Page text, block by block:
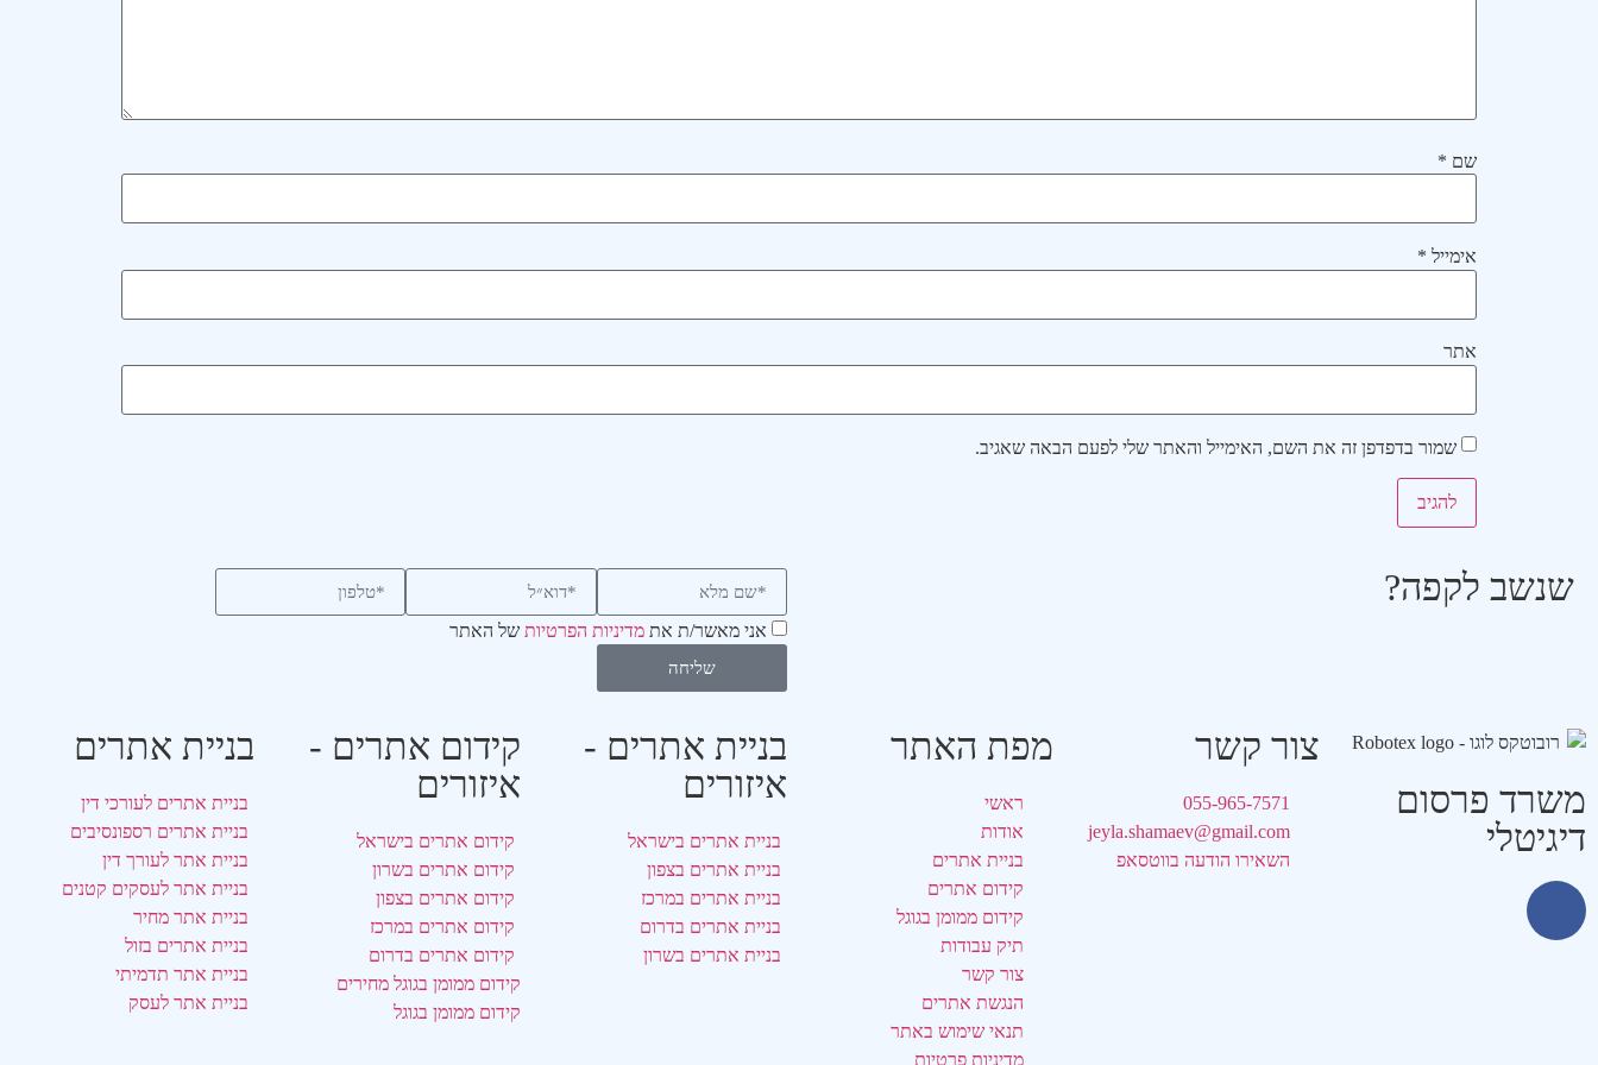
שם *
אימייל *
אתר
שמור בדפדפן זה את השם, האימייל והאתר שלי לפעם הבאה שאגיב.
שנשב לקפה?
אני מאשר/ת את מדיניות הפרטיות של האתר
שליחה
משרד פרסום
דיגיטלי
צור קשר
055-965-7571
jeyla.shamaev@gmail.com
השאירו הודעה בווטסאפ
מפת האתר
ראשי
אודות
בניית אתרים
קידום אתרים
קידום ממומן בגוגל
תיק עבודות
צור קשר
הנגשת אתרים
תנאי שימוש באתר
מדיניות פרטיות
בניית אתרים -
איזורים
בניית אתרים בישראל
בניית אתרים בצפון
בניית אתרים במרכז
בניית אתרים בדרום
בניית אתרים בשרון
קידום אתרים -
איזורים
קידום אתרים בישראל
קידום אתרים בשרון
קידום אתרים בצפון
קידום אתרים במרכז
קידום אתרים בדרום
קידום ממומן בגוגל מחירים
קידום ממומן בגוגל
בניית אתרים
בניית אתרים לעורכי דין
בניית אתרים רספונסיבים
בניית אתר לעורך דין
בניית אתר לעסקים קטנים
בניית אתר מחיר
בניית אתרים בזול
בניית אתר תדמיתי
בניית אתר לעסק